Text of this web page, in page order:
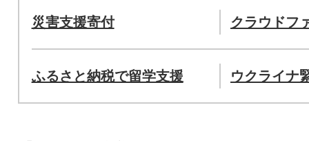
災害支援寄付 クラウドフ
ふるさと納税で留学支援 ウクライナ